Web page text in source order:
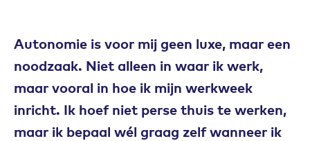
Autonomie is voor mij geen luxe, maar een
noodzaak. Niet alleen in waar ik werk,
maar vooral in hoe ik mijn werkweek
inricht. Ik hoef niet perse thuis te werken,
maar ik bepaal wél graag zelf wanneer ik